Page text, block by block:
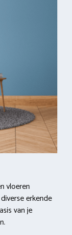
vloeren
erkende
van je